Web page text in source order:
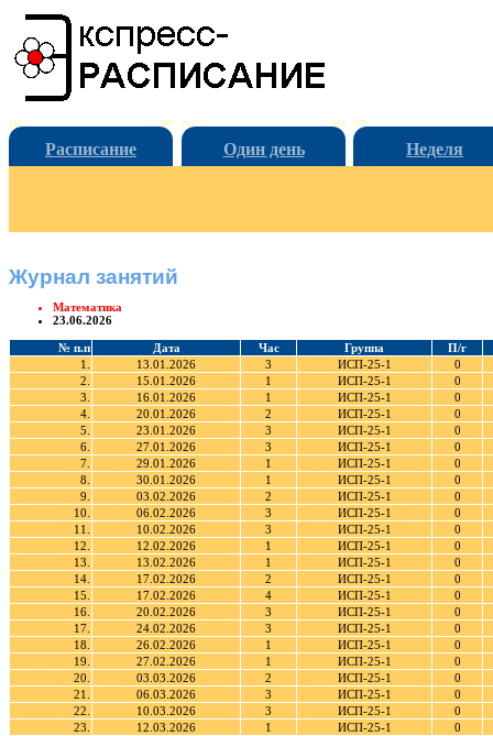
Расписание Один день Неделя
Журнал занятий
Математика
23.06.2026
№ п.п Дата Час Группа
П/г
1.
13.01.2026 3 ИСП-25-1
0
2.
15.01.2026 1 ИСП-25-1
0
3.
16.01.2026 1 ИСП-25-1
0
4.
20.01.2026 2 ИСП-25-1
0
5.
23.01.2026 3 ИСП-25-1
0
6.
27.01.2026 3 ИСП-25-1
0
7.
29.01.2026 1 ИСП-25-1
0
8.
30.01.2026 1 ИСП-25-1
0
9.
03.02.2026 2 ИСП-25-1
0
10.
06.02.2026 3 ИСП-25-1
0
11.
10.02.2026 3 ИСП-25-1
0
12.
12.02.2026 1 ИСП-25-1
0
13.
13.02.2026 1 ИСП-25-1
0
14.
17.02.2026 2 ИСП-25-1
0
15.
17.02.2026 4 ИСП-25-1
0
16.
20.02.2026 3 ИСП-25-1
0
17.
24.02.2026 3 ИСП-25-1
0
18.
26.02.2026 1 ИСП-25-1
0
19.
27.02.2026 1 ИСП-25-1
0
20.
03.03.2026 2 ИСП-25-1
0
21.
06.03.2026 3 ИСП-25-1
0
22.
10.03.2026 3 ИСП-25-1
0
23.
12.03.2026 1 ИСП-25-1
0